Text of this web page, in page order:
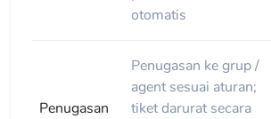
otomatis
Penugasan
Penugasan ke grup /
agent sesuai aturan;
tiket darurat secara